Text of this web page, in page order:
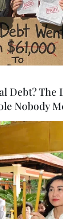
vấn Trung tâm
Việt Nam phát
Kiên/TTXVN)
nghiêm
khó thở; chỉ
tâm,
lan, chỉ xét
có nguy cơ.
phong
nhiều tỉnh
đến một
vùng cả
Debt? The
Nobody